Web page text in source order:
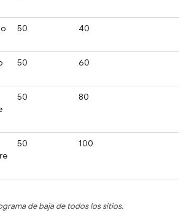
50 40
50 60
50 80
50 100
de baja de todos los sitios.